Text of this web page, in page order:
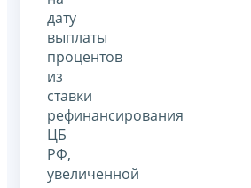
дату
выплаты
процентов
из
ставки
рефинансирования
ЦБ
РФ,
увеличенной